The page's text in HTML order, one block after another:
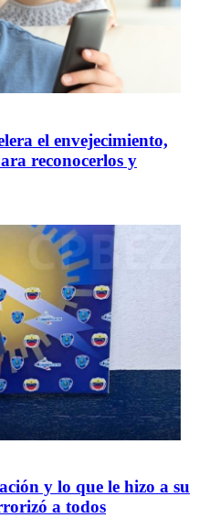
el envejecimiento,
reconocerlos y
y lo que le hizo a su
a todos